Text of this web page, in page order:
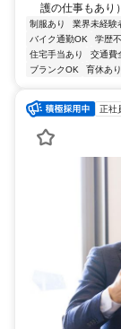
護の仕事もあり
制服あり 業界未経験
バイク通勤OK
学歴
住宅手当あり
交通費
ブランクOK
育休あり
正社